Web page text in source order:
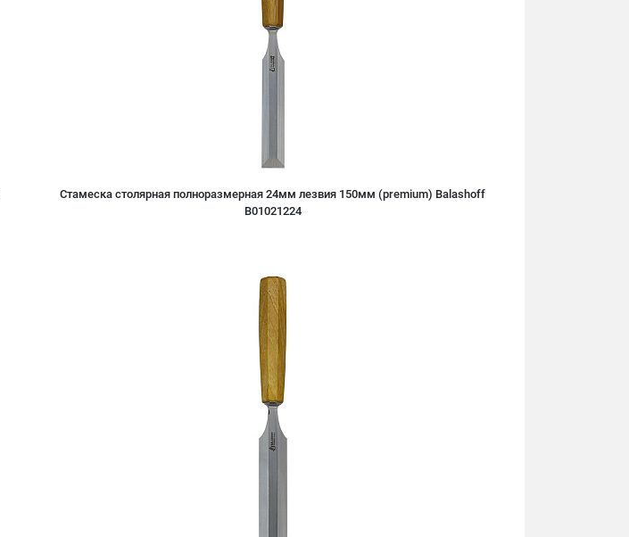
Стамеска столярная полноразмерная 24мм лезвия 150мм (premium) Balashoff
B01021224